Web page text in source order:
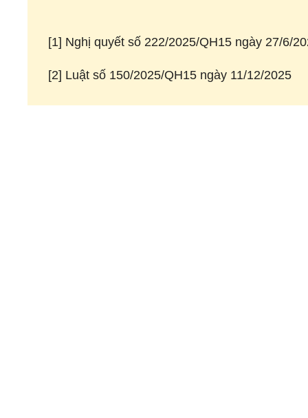
[1] Nghị quyết số 222/2025/QH15 ngày 27/6/
[2] Luật số 150/2025/QH15 ngày 11/12/2025